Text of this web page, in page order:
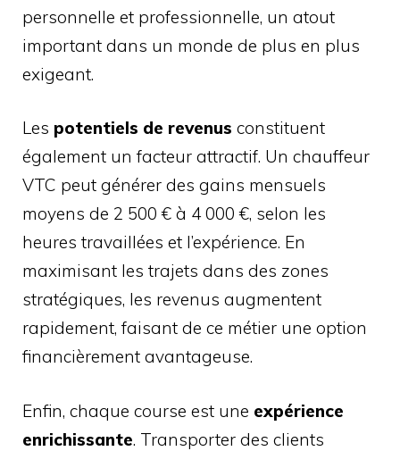
personnelle et professionnelle, un atout
important dans un monde de plus en plus
exigeant.
Les potentiels de revenus constituent
également un facteur attractif. Un chauffeur
VTC peut générer des gains mensuels
moyens de 2 500 € à 4 000 €, selon les
heures travaillées et l’expérience. En
maximisant les trajets dans des zones
stratégiques, les revenus augmentent
rapidement, faisant de ce métier une option
financièrement avantageuse.
Enfin, chaque course est une expérience
enrichissante. Transporter des clients